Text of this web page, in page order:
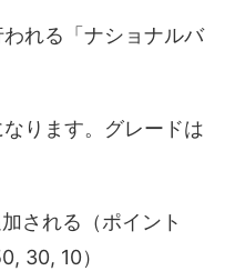
れる「ナショナルバ
ります。グレードは
される（ポイント
30, 10）